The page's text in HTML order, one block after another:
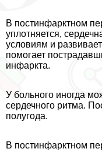
В постинфарктном
уплотняется,
условиям и
помогает
инфаркта.
У больного иногда
сердечного ритма.
полугода.
В постинфарктном